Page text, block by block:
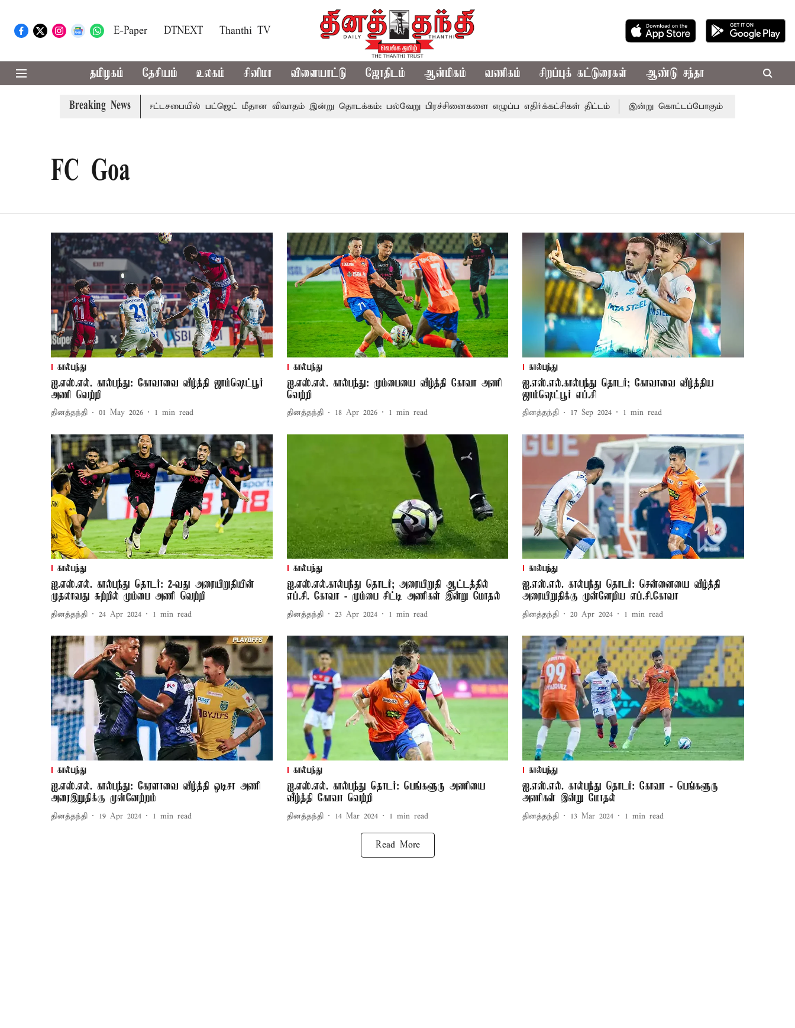
E-Paper DTNEXT Thanthi TV
தமிழகம் தேசியம் உலகம் சினிமா விளையாட்டு ஜோதிடம் ஆன்மிகம் வணிகம் சிறப்புக் கட்டுரைகள் ஆண்டு சந்தா
Breaking News
மாற்றமா?, தடுமாற்றமா? சட்டசபையில் பட்ஜெட் மீதான விவாதம் இன்று தொடக்கம்: பல்வேறு பிரச்சினைகளை எழுப்ப எதிர்க்கட்சிகள் திட்டம் இன்று கொட்டப்போகும் கனமழை.. எந்தெந்த
FC Goa
கால்பந்து
ஐ.எஸ்.எல். கால்பந்து: கோவாவை வீழ்த்தி ஜாம்ஷெட்பூர்
அணி வெற்றி
தினத்தந்தி 01 May 2026 1 min read
கால்பந்து
ஐ.எஸ்.எல். கால்பந்து: மும்பையை வீழ்த்தி கோவா அணி
வெற்றி
தினத்தந்தி 18 Apr 2026 1 min read
கால்பந்து
ஐ.எஸ்.எல்.கால்பந்து தொடர்; கோவாவை வீழ்த்திய
ஜாம்ஷெட்பூர் எப்.சி
தினத்தந்தி 17 Sep 2024 1 min read
கால்பந்து
ஐ.எஸ்.எல். கால்பந்து தொடர்: 2-வது அரையிறுதியின்
முதலாவது சுற்றில் மும்பை அணி வெற்றி
தினத்தந்தி 24 Apr 2024 1 min read
கால்பந்து
ஐ.எஸ்.எல்.கால்பந்து தொடர்; அரையிறுதி ஆட்டத்தில்
எப்.சி. கோவா - மும்பை சிட்டி அணிகள் இன்று மோதல்
தினத்தந்தி 23 Apr 2024 1 min read
கால்பந்து
ஐ.எஸ்.எல். கால்பந்து தொடர்: சென்னையை வீழ்த்தி
அரையிறுதிக்கு முன்னேறிய எப்.சி.கோவா
தினத்தந்தி 20 Apr 2024 1 min read
கால்பந்து
ஐ.எஸ்.எல். கால்பந்து: கேரளாவை வீழ்த்தி ஒடிசா அணி
அரைஇறுதிக்கு முன்னேற்றம்
தினத்தந்தி 19 Apr 2024 1 min read
கால்பந்து
ஐ.எஸ்.எல். கால்பந்து தொடர்: பெங்களூரு அணியை
வீழ்த்தி கோவா வெற்றி
தினத்தந்தி 14 Mar 2024 1 min read
கால்பந்து
ஐ.எஸ்.எல். கால்பந்து தொடர்: கோவா - பெங்களூரு
அணிகள் இன்று மோதல்
தினத்தந்தி 13 Mar 2024 1 min read
Read More